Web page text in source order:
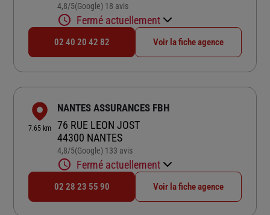
4,8/5Note de 4.8 sur 5
(Google) 18 avis
Fermé actuellement
02 40 20 42 82 Voir la fiche agence
7.65 km
NANTES ASSURANCES FBH
76 RUE LEON JOST
44300 NANTES
4,8/5Note de 4.8 sur 5
(Google) 133 avis
Fermé actuellement
02 28 23 55 90 Voir la fiche agence